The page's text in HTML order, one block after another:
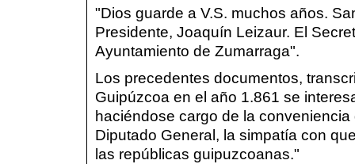
"Dios guarde a V.S. muchos años.
Presidente, Joaquín Leizaur. El
Ayuntamiento de Zumarraga".
Los precedentes documentos,
Guipúzcoa en el año 1.861 se
haciéndose cargo de la
Diputado General, la simpatía con
las repúblicas guipuzcoanas."